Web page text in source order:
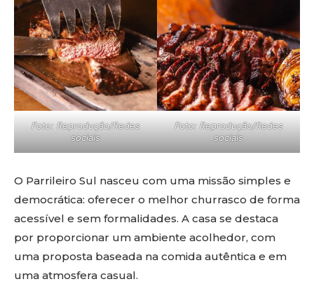
Foto: Reprodução/Redes
sociais
Foto: Reprodução/Redes
sociais
O Parrileiro Sul nasceu com uma missão simples e
democrática: oferecer o melhor churrasco de forma
acessível e sem formalidades. A casa se destaca
por proporcionar um ambiente acolhedor, com
uma proposta baseada na comida autêntica e em
uma atmosfera casual.